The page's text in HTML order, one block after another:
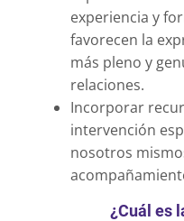
experiencia y
favorecen la
más pleno y
relaciones.
Incorporar
intervención
nosotros
¿Cuál es